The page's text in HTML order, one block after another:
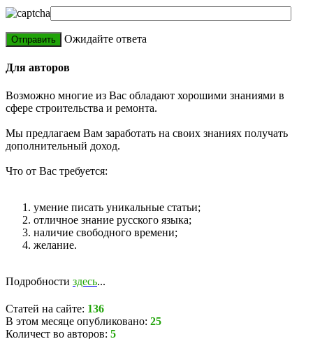
Ожидайте ответа
Для авторов
Возможно многие из Вас обладают хорошими знаниями в
сфере строительства и ремонта.
Мы предлагаем Вам заработать на своих знаниях получать
дополнительный доход.
Что от Вас требуется:
умение писать уникальные статьи;
отличное знание русского языка;
наличие свободного времени;
желание.
Подробности здесь...
Статей на сайте: 136
В этом месяце опубликовано: 25
Количест во авторов: 5